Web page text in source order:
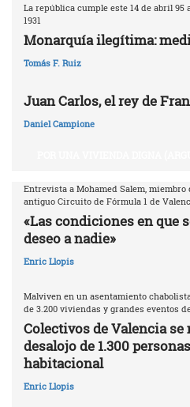
La república cumple este 14 de abril 95
1931
Monarquía ilegítima:
Tomás F. Ruiz
Juan Carlos, el rey de
Daniel Campione
Entrevista a Mohamed Salem,
antiguo Circuito de Fórmula 1 de
«Las condiciones en que
deseo a nadie»
Enric Llopis
Malviven en un asentamiento
de 3.200 viviendas y grandes eventos
Colectivos de Valencia
desalojo de 1.300
habitacional
Enric Llopis